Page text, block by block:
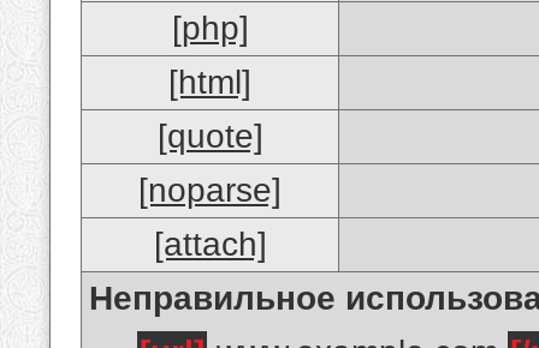
[php]
[html]
[quote]
[noparse]
[attach]
Неправильное